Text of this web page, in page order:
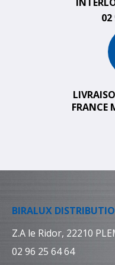
02
FRANCE
BIRALUX
Z.A le Ridor, 22210
02 96 25 64 64